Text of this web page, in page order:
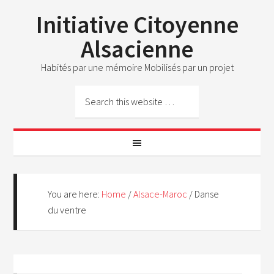
Initiative Citoyenne
Alsacienne
Habités par une mémoire Mobilisés par un projet
You are here: Home /Alsace-Maroc / Danse
du ventre